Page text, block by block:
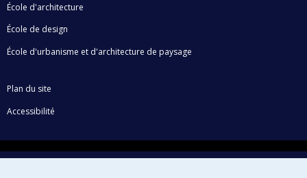
École d'architecture
École de design
École d'urbanisme et d'architecture de paysage
Plan du site
Accessibilité
Confidentialité